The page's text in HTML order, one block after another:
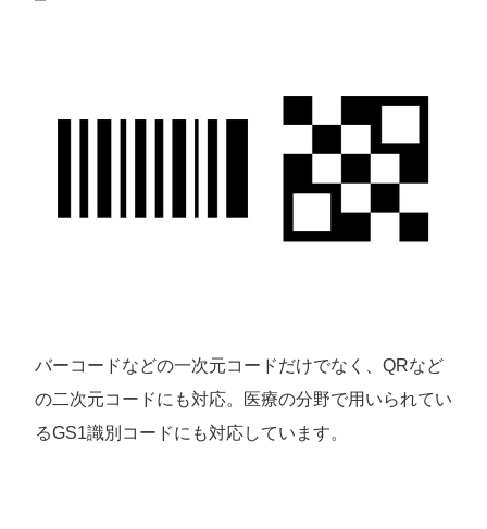
バーコードなどの一次元コードだけでなく、QRなど
の二次元コードにも対応。医療の分野で用いられてい
るGS1識別コードにも対応しています。